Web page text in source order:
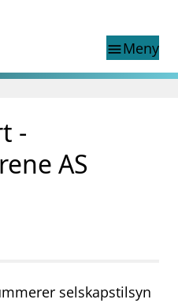
menuMeny
in English
home page
-
AS
selskapstilsyn